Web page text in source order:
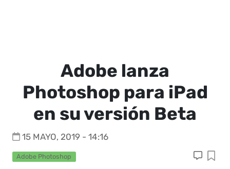
Adobe lanza
Photoshop para iPad
en su versión Beta
15 MAYO, 2019 - 14:16
Adobe Photoshop